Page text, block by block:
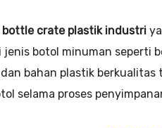
bottle crate plastik industri
botol minuman seperti
bahan plastik
selama proses